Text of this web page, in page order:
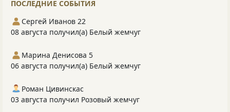
ПОСЛЕДНИЕ СОБЫТИЯ
Сергей Иванов 22
08 августа получил(а) Белый жемчуг
Марина Денисова 5
06 августа получил(а) Белый жемчуг
Роман Цивинскас
03 августа получил Розовый жемчуг